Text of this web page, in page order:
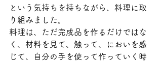
という気持ちを持ちながら、料理に取
り組みました。
料理は、ただ完成品を作るだけではな
く、材料を見て、触って、においを感
じて、自分の手を使って作っていく時